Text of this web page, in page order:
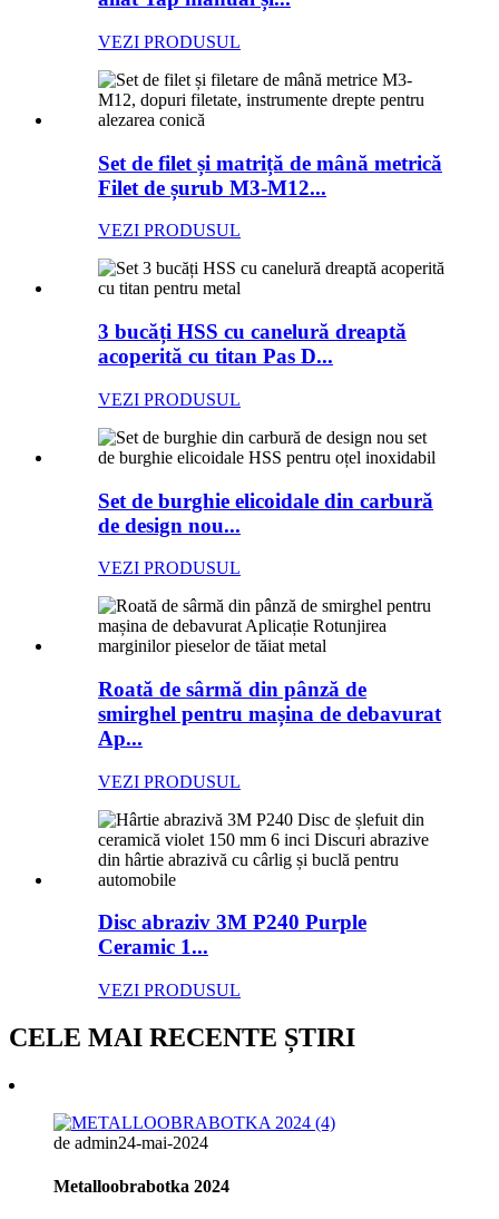
VEZI PRODUSUL
Set de filet și matriță de mână metrică
Filet de șurub M3-M12...
VEZI PRODUSUL
3 bucăți HSS cu canelură dreaptă
acoperită cu titan Pas D...
VEZI PRODUSUL
Set de burghie elicoidale din carbură
de design nou...
VEZI PRODUSUL
Roată de sârmă din pânză de
smirghel pentru mașina de debavurat
Ap...
VEZI PRODUSUL
Disc abraziv 3M P240 Purple
Ceramic 1...
VEZI PRODUSUL
CELE MAI RECENTE ȘTIRI
de admin24-mai-2024
Metalloobrabotka 2024